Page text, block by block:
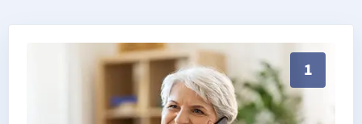
1
Persönliche Treppenlift-Beratung in Mochau 06888